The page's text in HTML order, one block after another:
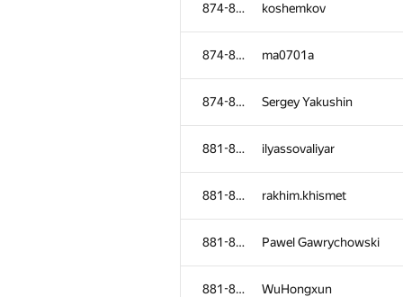
874-880 koshemkov
874-880 ma0701a
874-880 Sergey Yakushin
881-886 ilyassovaliyar
881-886 rakhim.khismet
881-886 Pawel Gawrychowski
881-886 WuHongxun